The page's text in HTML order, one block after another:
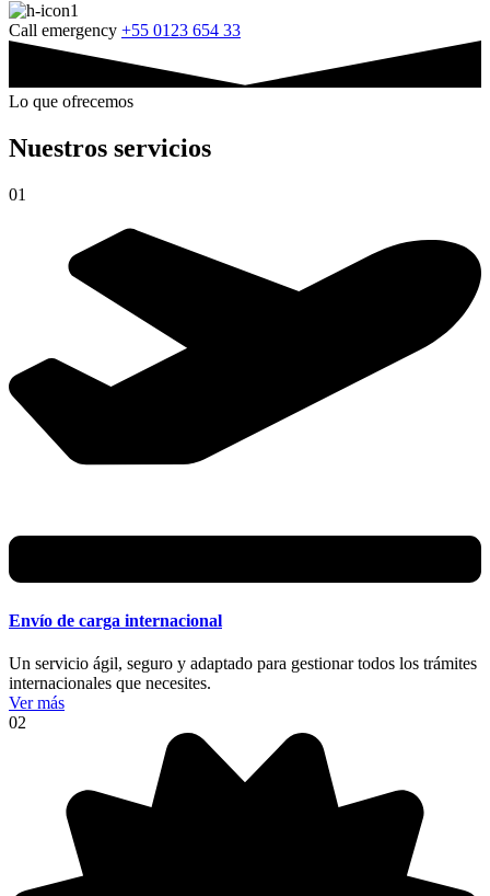
Call emergency +55 0123 654 33
Lo que ofrecemos
Nuestros servicios
01
Envío de carga internacional
Un servicio ágil, seguro y adaptado para gestionar todos los trámites
internacionales que necesites.
Ver más
02